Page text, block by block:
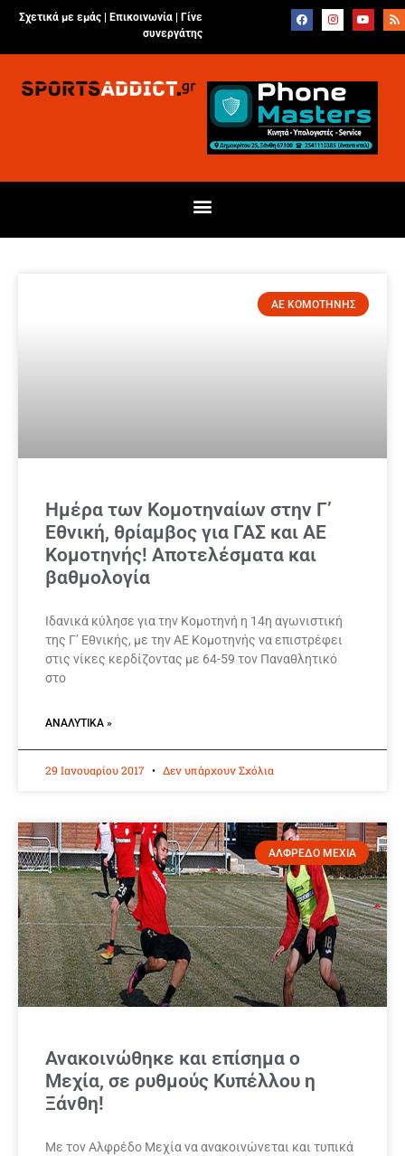
Σχετικά με εμάς | Επικοινωνία
Γίνε
συνεργάτης
ΑΕ ΚΟΜΟΤΗΝΗΣ
Ημέρα των Κομοτηναίων στην Γ’
Εθνική, θρίαμβος για ΓΑΣ και ΑΕ
Κομοτηνής! Αποτελέσματα και
βαθμολογία
Ιδανικά κύλησε για την Κομοτηνή η 14η αγωνιστική
της Γ’ Εθνικής, με την ΑΕ Κομοτηνής να επιστρέφει
στις νίκες κερδίζοντας με 64-59 τον Παναθλητικό
στο
ΑΝΑΛΥΤΙΚΆ »
29 Ιανουαρίου 2017 Δεν υπάρχουν Σχόλια
ΑΛΦΡΕΔΟ ΜΕΧΙΑ
Ανακοινώθηκε και επίσημα ο
Μεχία, σε ρυθμούς Κυπέλλου η
Ξάνθη!
Με τον Αλφρέδο Μεχία να ανακοινώνεται και τυπικά